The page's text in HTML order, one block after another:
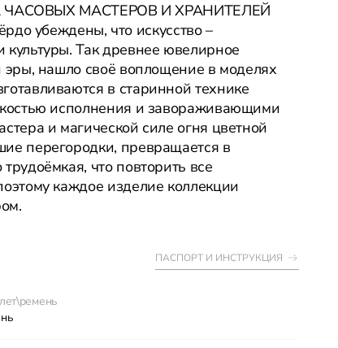
МАСТЕРОВ И ХРАНИТЕЛЕЙ
убеждены, что искусство –
Так древнее ювелирное
нашло своё воплощение в моделях
в старинной технике
исполнения и завораживающими
и магической силе огня цветной
перегородки, превращается в
что повторить все
каждое изделие коллекции
ПАСПОРТ И ИНСТРУКЦИЯ